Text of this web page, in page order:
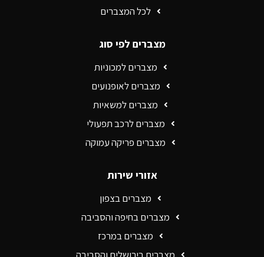
לכל המצברים
מצברים לפי סוג
מצברים למכוניות
מצברים לאופנועים
מצברים למשאיות
מצברים לרכב תפעולי
מצברים פריקה עמוקה
אזורי שירות
מצברים בצפון
מצברים בחיפה והסביבה
מצברים במרכז